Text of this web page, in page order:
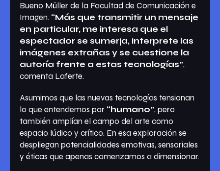
Bueno Müller de la Facultad de Comunicación e
Imagen. “Más que transmitir un mensaje
en particular, me interesa que el
espectador se sumerja, interprete las
imágenes extrañas y se cuestione la
autoría frente a estas tecnologías”,
comenta Laferte.
Asumimos que las nuevas tecnologías tensionan
lo que entendemos por “humano”, pero
también amplían el campo del arte como
espacio lúdico y crítico. En esa exploración se
despliegan potencialidades emotivas, sensoriales
y éticas que apenas comenzamos a dimensionar.